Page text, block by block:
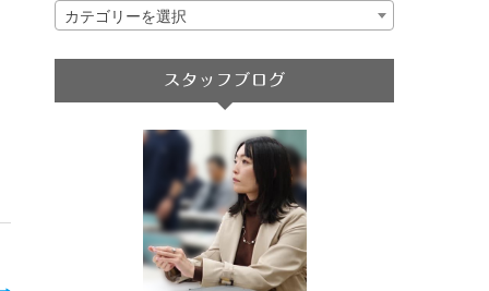
カテゴリーを選択
スタッフブログ